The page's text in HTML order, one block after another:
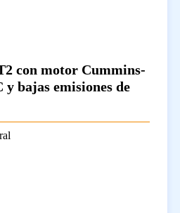
con motor Cummins-
bajas emisiones de